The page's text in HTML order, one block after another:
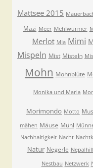
Mattsee 2015
Mazi Meer Mehlwürmer
Merlot Mia Mimi
Mispeln Mist Misteln
Mohn Mohnblüte
Monika und Maria
Morimondo Motto
mähen Mäuse Mühl
Nachhaltigkeit Nacht
Natur Negerle
Nestbau Netzwerk